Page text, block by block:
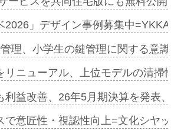
2026」デザイン事例募集中
理、小学生の鍵管理に関する意
リニューアル、上位モデルの清
利益改善、26年5月期決算を発表
で意匠性・視認性向上=文化シヤ